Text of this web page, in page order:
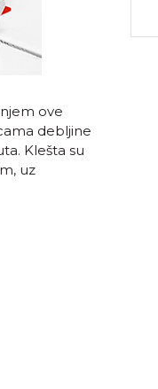
ove
debljine
Klešta su
uz